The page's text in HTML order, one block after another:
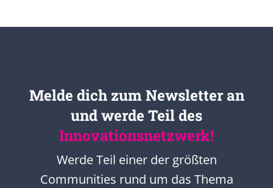
Melde dich zum Newsletter an
und werde Teil des
Innovationsnetzwerk!
Werde Teil einer der größten
Communities rund um das Thema